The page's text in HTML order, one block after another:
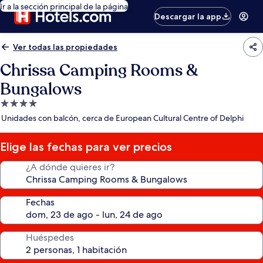
Ir a la sección principal de la página
Descargar la app
Ver todas las propiedades
Chrissa Camping Rooms &
Bungalows
Propiedad
de
estrellas
Unidades con balcón, cerca de European Cultural Centre of Delphi
Elige las fechas para ver precios
¿A dónde quieres ir?
Fechas
Huéspedes